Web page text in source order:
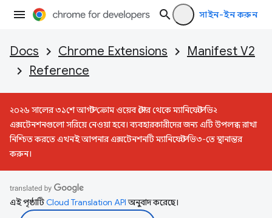
সাইন-ইন করুন
Docs Chrome Extensions
Manifest V2
Reference
২০২৬ সালের ৩১শে আগস্ট ক্রোম ওয়েব স্টোর থেকে ম্যানিফেস্ট ভি২
এক্সটেনশনগুলো সরিয়ে নেওয়া হবে। ব্যবহারকারীদের জন্য এটি উপলব্ধ রাখা
নিশ্চিত করতে এখনই আপনার এক্সটেনশনটি ম্যানিফেস্ট ভি৩-তে স্থানান্তর
করুন।
এই পৃষ্ঠাটিCloud Translation APIঅনুবাদ করেছে।